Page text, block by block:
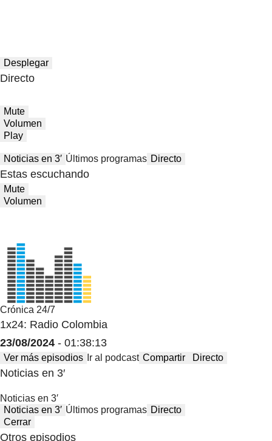
Desplegar
Directo
Mute
Volumen
Play
Noticias en 3′ Últimos programas Directo
Estas escuchando
Mute
Volumen
Crónica 24/7
1x24: Radio Colombia
23/08/2024 - 01:38:13
Ver más episodios Ir al podcast Compartir Directo
Noticias en 3′
Noticias en 3′
Noticias en 3′ Últimos programas Directo
Cerrar
Otros episodios